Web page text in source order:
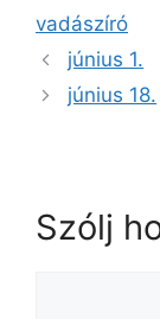
vadászíró
június 1.
június 18.
Szólj